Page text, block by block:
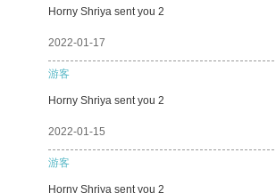
Horny Shriya sent you 2
2022-01-17
游客
Horny Shriya sent you 2
2022-01-15
游客
Horny Shriya sent you 2